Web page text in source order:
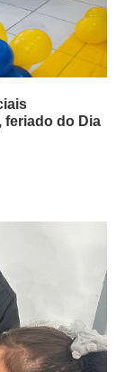
feriado do Dia